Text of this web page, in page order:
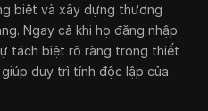
biệt và xây dựng thương
Ngay cả khi họ đăng nhập
tách biệt rõ ràng trong thiết
duy trì tính độc lập của